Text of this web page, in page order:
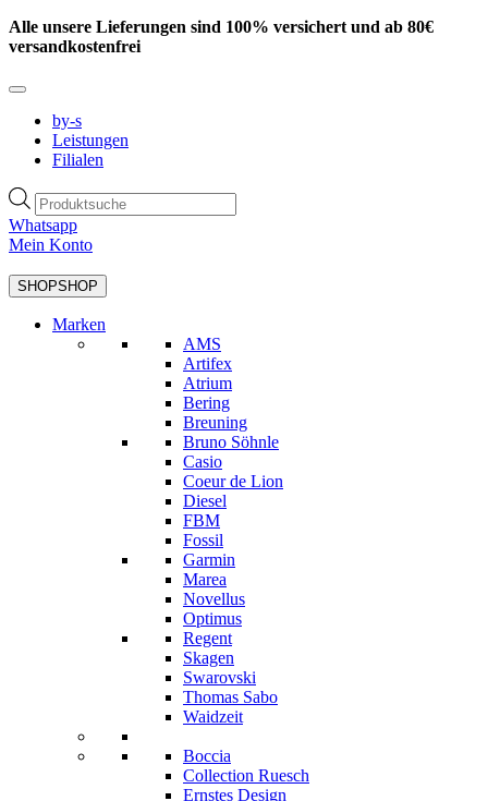
Zum
Inhalt
Alle unsere Lieferungen sind 100% versichert und ab 80€
versandkostenfrei
by-s
Leistungen
Filialen
Products
search
Whatsapp
Mein Konto
SHOPSHOP
Marken
AMS
Artifex
Atrium
Bering
Breuning
Bruno Söhnle
Casio
Coeur de Lion
Diesel
FBM
Fossil
Garmin
Marea
Novellus
Optimus
Regent
Skagen
Swarovski
Thomas Sabo
Waidzeit
Boccia
Collection Ruesch
Ernstes Design